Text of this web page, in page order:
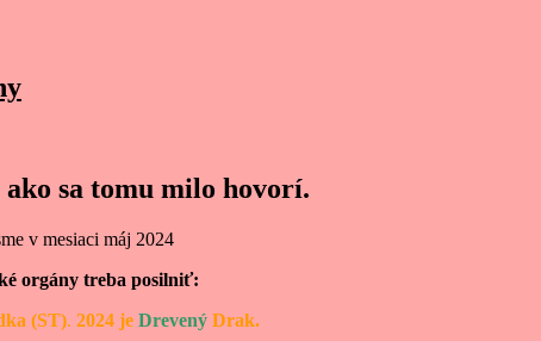
sa tomu milo hovorí.
v mesiaci máj 2024
orgány treba posilniť:
(ST). 2024 je Drevený Drak.